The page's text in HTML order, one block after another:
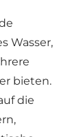
Wasser,
bieten.
die